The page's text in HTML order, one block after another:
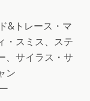
&トレース・マ
・スミス、ステ
、サイラス・サ
ン